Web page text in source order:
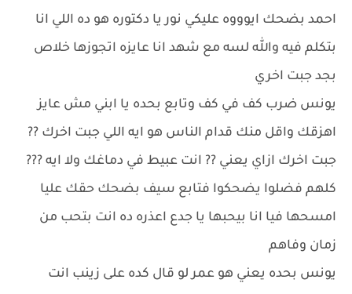
احمد بضحك ايوووه عليكي نور يا دكتوره هو ده اللي انا
بتكلم فيه والله لسه مع شهد انا عايزه اتجوزها خلاص
بجد جبت اخري
يونس ضرب كف في كف وتابع بحده يا ابني مش عايز
اهزقك واقل منك قدام الناس هو ايه اللي جبت اخرك ??
جبت اخرك ازاي يعني ?? انت عبيط في دماغك ولا ايه ???
كلهم فضلوا يضحكوا فتابع سيف بضحك حقك عليا
امسحها فيا انا بيحبها يا جدع اعذره ده انت بتحب من
زمان وفاهم
يونس بحده يعني هو عمر لو قال كده على زينب انت